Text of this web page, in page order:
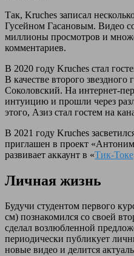
Так, Kruches записал
Гусейном Гасановым. Видео
миллионы просмотров и
комментариев.
В 2020 году Kruches стал
В качестве второго
Соколовский. На интернет-
интуицию и прошли через
этого, Азиз стал гостем на
В 2021 году Kruches
приглашен в проект
развивает аккаунт в «Тик-Токе
Личная жизнь
Будучи студентом первого
см) познакомился со своей
сделал возлюбленной
периодически публикует
новые видео и делится